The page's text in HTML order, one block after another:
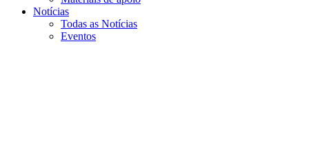
Notícias
Todas as Notícias
Eventos